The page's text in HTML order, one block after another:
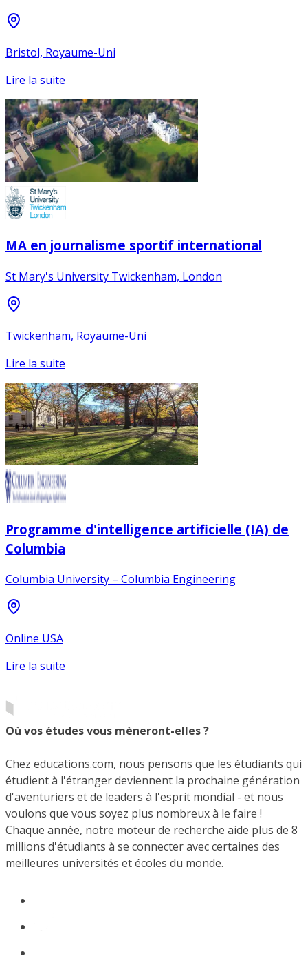
Bristol, Royaume-Uni
Lire la suite
MA en journalisme sportif international
St Mary's University Twickenham, London
Twickenham, Royaume-Uni
Lire la suite
Programme d'intelligence artificielle (IA) de
Columbia
Columbia University – Columbia Engineering
Online USA
Lire la suite
Où vos études vous mèneront-elles ?
Chez educations.com, nous pensons que les étudiants qui
étudient à l'étranger deviennent la prochaine génération
d'aventuriers et de leaders à l'esprit mondial - et nous
voulons que vous soyez plus nombreux à le faire !
Chaque année, notre moteur de recherche aide plus de 8
millions d'étudiants à se connecter avec certaines des
meilleures universités et écoles du monde.